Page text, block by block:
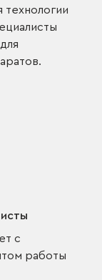
технологии
с
работы